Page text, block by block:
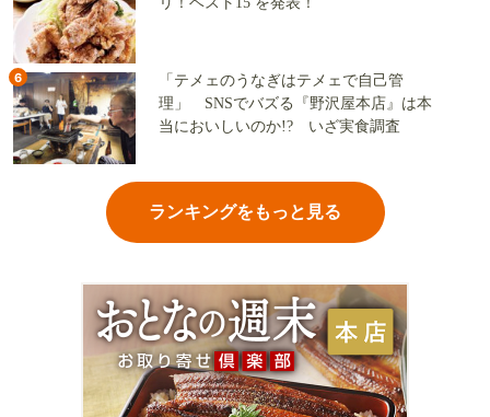
6
「テメェのうなぎはテメェで自己管
理」 SNSでバズる『野沢屋本店』は本
当においしいのか!? いざ実食調査
ランキングをもっと見る